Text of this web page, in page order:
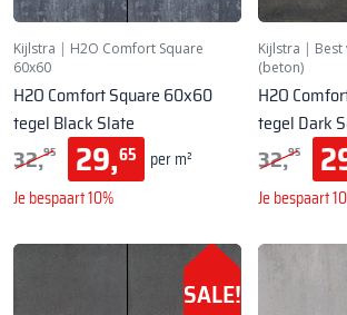
Kijlstra | H2O Comfort Square
60x60
H2O Comfort Square 60x60
tegel Black Slate
32,95 29,65
per m²
Je bespaart 10%
Kijlstra | Best
(beton)
H2O
tegel Dark
32,95
Je bespaart
SALE!